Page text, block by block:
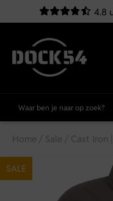
4.8
Home / Sale / Cast Iron
SALE